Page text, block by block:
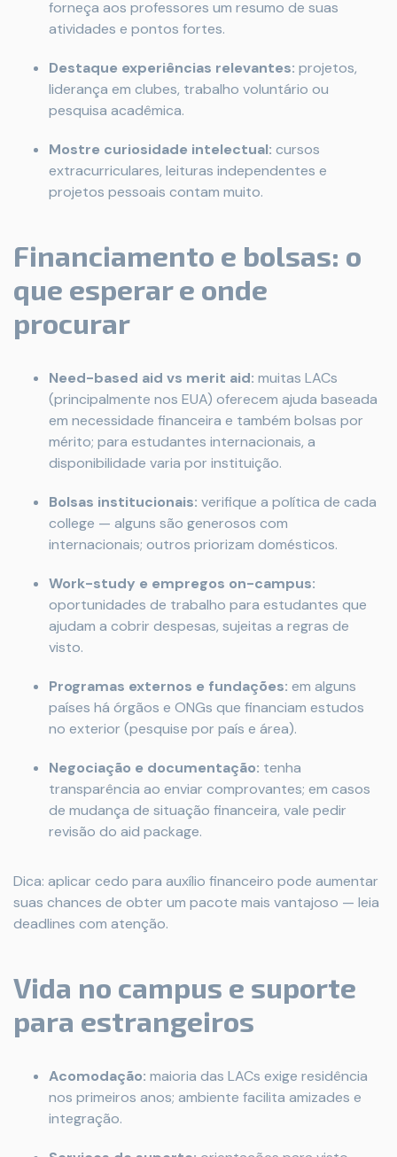
forneça aos professores um resumo de suas
atividades e pontos fortes.
Destaque experiências relevantes: projetos,
liderança em clubes, trabalho voluntário ou
pesquisa acadêmica.
Mostre curiosidade intelectual: cursos
extracurriculares, leituras independentes e
projetos pessoais contam muito.
Financiamento e bolsas: o
que esperar e onde
procurar
Need-based aid vs merit aid: muitas LACs
(principalmente nos EUA) oferecem ajuda baseada
em necessidade financeira e também bolsas por
mérito; para estudantes internacionais, a
disponibilidade varia por instituição.
Bolsas institucionais: verifique a política de cada
college — alguns são generosos com
internacionais; outros priorizam domésticos.
Work-study e empregos on-campus:
oportunidades de trabalho para estudantes que
ajudam a cobrir despesas, sujeitas a regras de
visto.
Programas externos e fundações: em alguns
países há órgãos e ONGs que financiam estudos
no exterior (pesquise por país e área).
Negociação e documentação: tenha
transparência ao enviar comprovantes; em casos
de mudança de situação financeira, vale pedir
revisão do aid package.
Dica: aplicar cedo para auxílio financeiro pode aumentar
suas chances de obter um pacote mais vantajoso — leia
deadlines com atenção.
Vida no campus e suporte
para estrangeiros
Acomodação: maioria das LACs exige residência
nos primeiros anos; ambiente facilita amizades e
integração.